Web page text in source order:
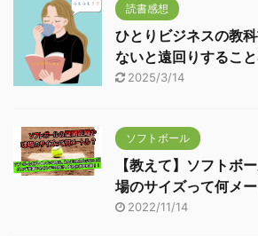
読書感想
ひとりビジネスの教
ないと遠回りすること
2025/3/14
ソフトボール
【教えて】ソフトボ
場のサイズって何メ
2022/11/14